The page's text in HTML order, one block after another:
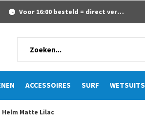
ACCESSOIRES SURF WETSUITS
Voor 16:00 besteld = direct verzonden
Helm Matte Lilac